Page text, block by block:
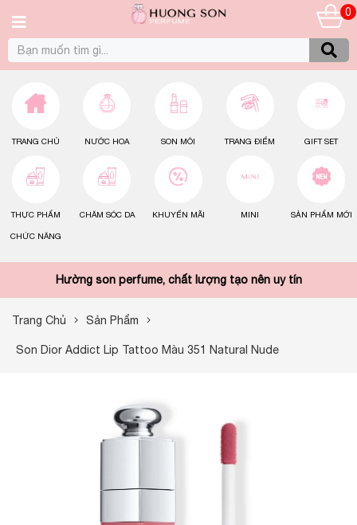
0
TRANG CHỦ NƯỚC HOA SON MÔI TRANG ĐIỂM GIFT SET
THỰC PHẨM
CHỨC NĂNG
CHĂM SÓC DA KHUYẾN MÃI MINI SẢN PHẨM MỚI
Hường son perfume, chất lượng tạo nên uy tín
Trang Chủ Sản Phẩm
Son Dior Addict Lip Tattoo Màu 351 Natural Nude